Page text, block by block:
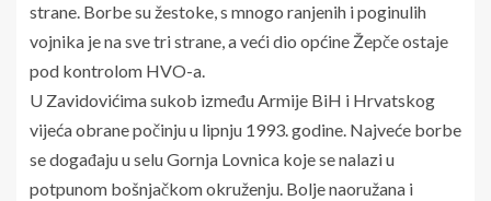
strane. Borbe su žestoke, s mnogo ranjenih i poginulih
vojnika je na sve tri strane, a veći dio općine Žepče ostaje
pod kontrolom HVO-a.
U Zavidovićima sukob između Armije BiH i Hrvatskog
vijeća obrane počinju u lipnju 1993. godine. Najveće borbe
se događaju u selu Gornja Lovnica koje se nalazi u
potpunom bošnjačkom okruženju. Bolje naoružana i